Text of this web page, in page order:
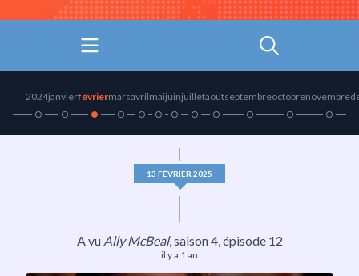
2024janvierfévriermarsavrilmaijuinjuilletaoûtseptembreoctobrenovembre
13 FÉVRIER 2025
A vu Ally McBeal,saison 4, épisode 12
il y a 1 an